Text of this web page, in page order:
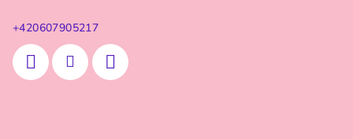
+420607905217